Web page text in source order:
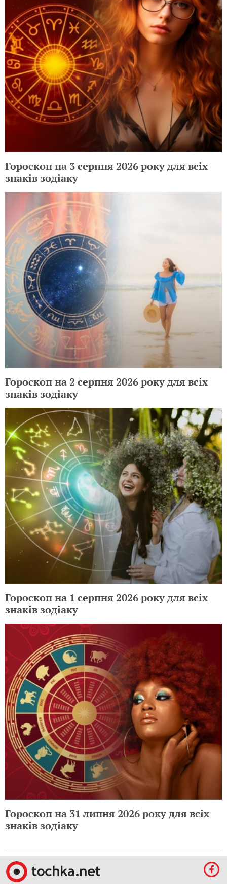
Гороскоп на 3 серпня 2026 року для всіх
знаків зодіаку
Гороскоп на 2 серпня 2026 року для всіх
знаків зодіаку
Гороскоп на 1 серпня 2026 року для всіх
знаків зодіаку
Гороскоп на 31 липня 2026 року для всіх
знаків зодіаку